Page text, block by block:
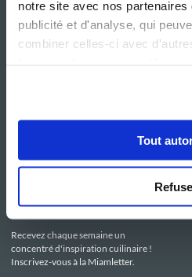
notre site avec nos
publicité et d'analyse, qui
combiner celles-ci avec
Tout
Club Guy Demarle
Be Save
RESTEZ CONNECTÉ
Recevez chaque semaine un
concentré d'inspiration cuilinaire !
Inscrivez-vous à la Miamletter.